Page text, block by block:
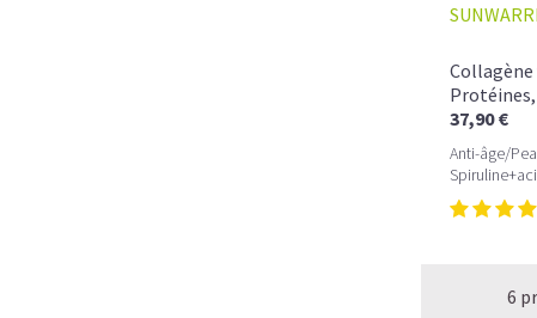
Collagène
37,90 €
Anti-âge/
6